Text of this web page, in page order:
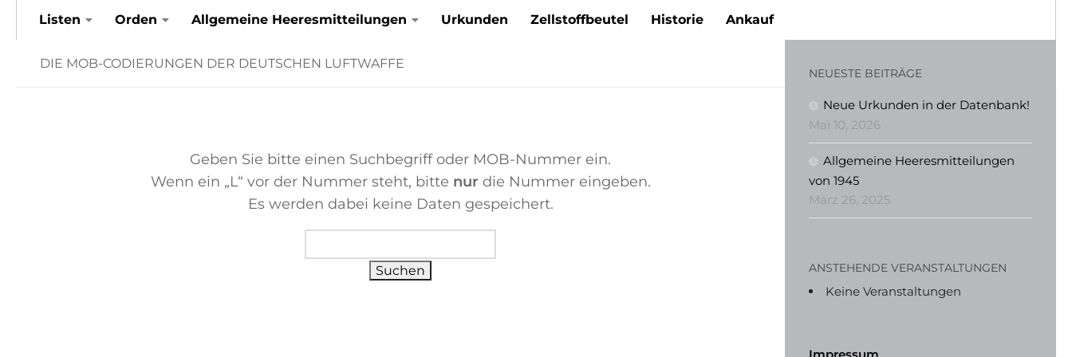
Zum Inhalt springen
Listen Orden Allgemeine Heeresmitteilungen Urkunden Zellstoffbeutel Historie Ankauf
DIE MOB-CODIERUNGEN DER DEUTSCHEN LUFTWAFFE
Geben Sie bitte einen Suchbegriff oder MOB-Nummer ein.
Wenn ein „L“ vor der Nummer steht, bitte nur die Nummer eingeben.
Es werden dabei keine Daten gespeichert.
Suchen
NEUESTE BEITRÄGE
Neue Urkunden in der Datenbank!
Mai 10, 2026
Allgemeine Heeresmitteilungen
von 1945
März 26, 2025
ANSTEHENDE VERANSTALTUNGEN
Keine Veranstaltungen